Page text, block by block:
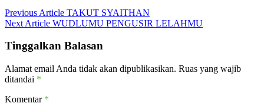
Previous Article TAKUT SYAITHAN
Next Article WUDLUMU PENGUSIR LELAHMU
Tinggalkan Balasan
Alamat email Anda tidak akan dipublikasikan. Ruas yang wajib
ditandai *
Komentar *